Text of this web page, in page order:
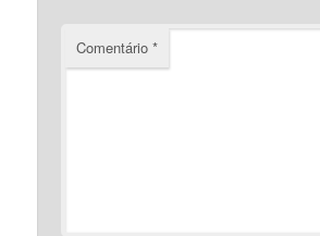
Comentário*